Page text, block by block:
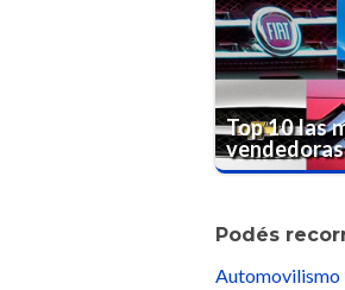
Top 10 las
Podés
Automovilismo